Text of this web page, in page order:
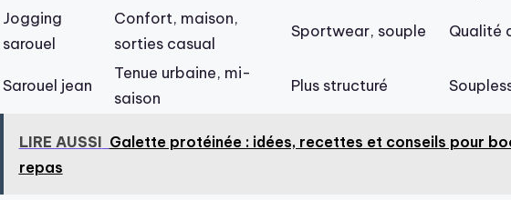
Jogging
sarouel
Confort, maison,
sorties casual
Sportwear, souple Qualité
Sarouel jean
Tenue urbaine, mi-
saison
Plus structuré
LIRE AUSSI Galette protéinée : idées, recettes et conseils pour
repas